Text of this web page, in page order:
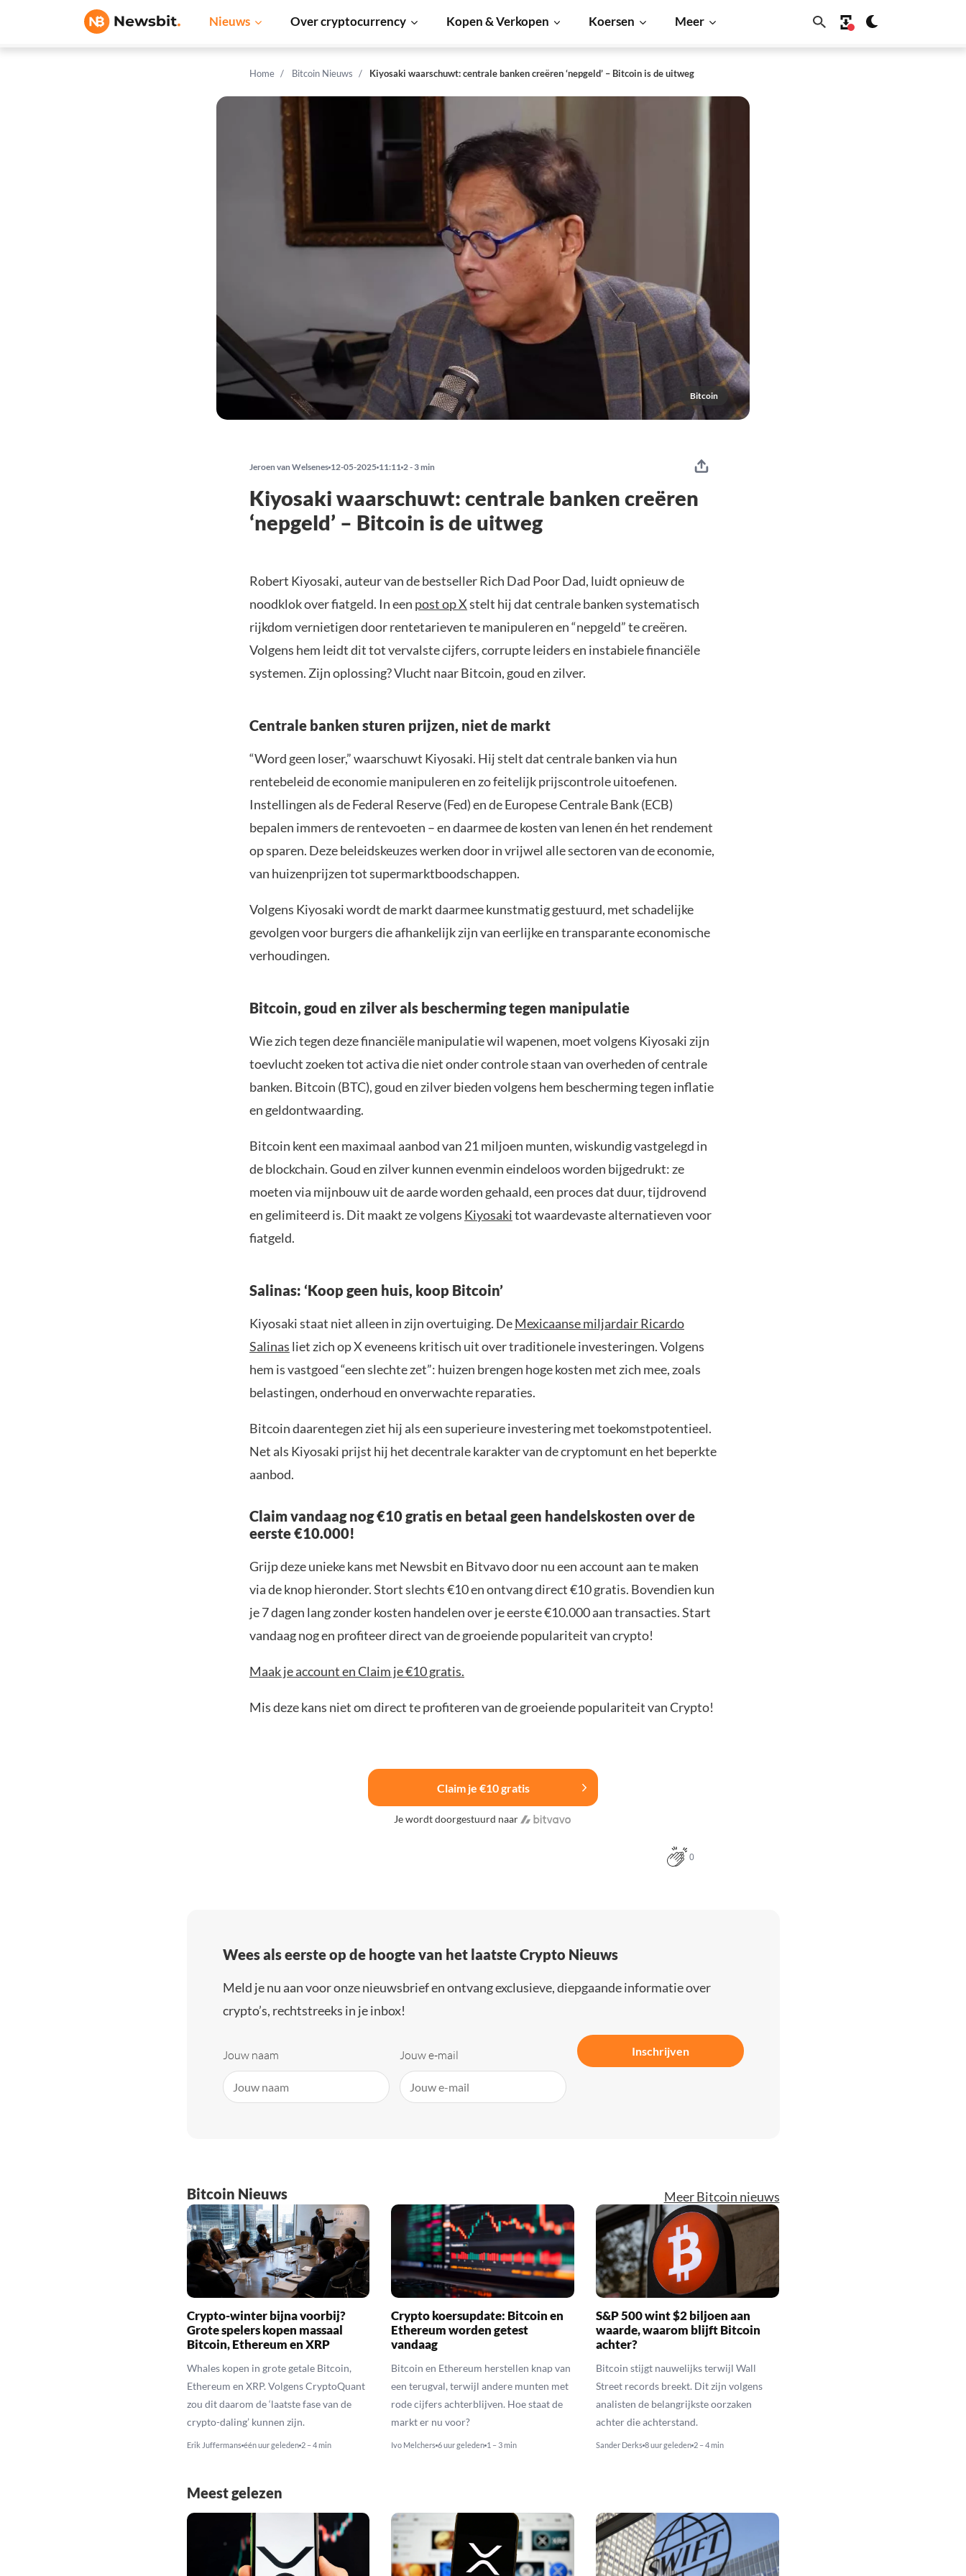
Nieuws Over cryptocurrency Kopen & Verkopen Koersen Meer
Home Bitcoin Nieuws Kiyosaki waarschuwt: centrale banken creëren ‘nepgeld’ – Bitcoin is de uitweg
Bitcoin
Jeroen van Welsenes 12-05-2025 11:11 2 - 3 min
Kiyosaki waarschuwt: centrale banken creëren
‘nepgeld’ – Bitcoin is de uitweg
Robert Kiyosaki, auteur van de bestseller Rich Dad Poor Dad, luidt opnieuw de
noodklok over fiatgeld. In een post op Xstelt hij dat centrale banken systematisch
rijkdom vernietigen door rentetarieven te manipuleren en “nepgeld” te creëren.
Volgens hem leidt dit tot vervalste cijfers, corrupte leiders en instabiele financiële
systemen. Zijn oplossing? Vlucht naar Bitcoin, goud en zilver.
Centrale banken sturen prijzen, niet de markt
“Word geen loser,” waarschuwt Kiyosaki. Hij stelt dat centrale banken via hun
rentebeleid de economie manipuleren en zo feitelijk prijscontrole uitoefenen.
Instellingen als de Federal Reserve (Fed) en de Europese Centrale Bank (ECB)
bepalen immers de rentevoeten – en daarmee de kosten van lenen én het rendement
op sparen. Deze beleidskeuzes werken door in vrijwel alle sectoren van de economie,
van huizenprijzen tot supermarktboodschappen.
Volgens Kiyosaki wordt de markt daarmee kunstmatig gestuurd, met schadelijke
gevolgen voor burgers die afhankelijk zijn van eerlijke en transparante economische
verhoudingen.
Bitcoin, goud en zilver als bescherming tegen manipulatie
Wie zich tegen deze financiële manipulatie wil wapenen, moet volgens Kiyosaki zijn
toevlucht zoeken tot activa die niet onder controle staan van overheden of centrale
banken. Bitcoin (BTC), goud en zilver bieden volgens hem bescherming tegen inflatie
en geldontwaarding.
Bitcoin kent een maximaal aanbod van 21 miljoen munten, wiskundig vastgelegd in
de blockchain. Goud en zilver kunnen evenmin eindeloos worden bijgedrukt: ze
moeten via mijnbouw uit de aarde worden gehaald, een proces dat duur, tijdrovend
en gelimiteerd is. Dit maakt ze volgens Kiyosakitot waardevaste alternatieven voor
fiatgeld.
Salinas: ‘Koop geen huis, koop Bitcoin’
Kiyosaki staat niet alleen in zijn overtuiging. DeMexicaanse miljardair Ricardo
Salinas liet zich op X eveneens kritisch uit over traditionele investeringen. Volgens
hem is vastgoed “een slechte zet”: huizen brengen hoge kosten met zich mee, zoals
belastingen, onderhoud en onverwachte reparaties.
Bitcoin daarentegen ziet hij als een superieure investering met toekomstpotentieel.
Net als Kiyosaki prijst hij het decentrale karakter van de cryptomunt en het beperkte
aanbod.
Claim vandaag nog €10 gratis en betaal geen handelskosten over de
eerste €10.000!
Grijp deze unieke kans met Newsbit en Bitvavo door nu een account aan te maken
via de knop hieronder. Stort slechts €10 en ontvang direct €10 gratis. Bovendien kun
je 7 dagen lang zonder kosten handelen over je eerste €10.000 aan transacties. Start
vandaag nog en profiteer direct van de groeiende populariteit van crypto!
Maak je account en Claim je €10 gratis.
Mis deze kans niet om direct te profiteren van de groeiende populariteit van Crypto!
Claim je €10 gratis
Je wordt doorgestuurd naar
0
Wees als eerste op de hoogte van het laatste Crypto Nieuws
Meld je nu aan voor onze nieuwsbrief en ontvang exclusieve, diepgaande informatie over
crypto’s, rechtstreeks in je inbox!
Jouw naam Jouw e-mail Inschrijven
Bitcoin Nieuws Meer Bitcoin nieuws
Crypto-winter bijna voorbij?
Grote spelers kopen massaal
Bitcoin, Ethereum en XRP
Whales kopen in grote getale Bitcoin,
Ethereum en XRP. Volgens CryptoQuant
zou dit daarom de ‘laatste fase van de
crypto-daling’ kunnen zijn.
Erik Juffermans één uur geleden 2 – 4 min
Crypto koersupdate: Bitcoin en
Ethereum worden getest
vandaag
Bitcoin en Ethereum herstellen knap van
een terugval, terwijl andere munten met
rode cijfers achterblijven. Hoe staat de
markt er nu voor?
Ivo Melchers 6 uur geleden 1 – 3 min
S&P 500 wint $2 biljoen aan
waarde, waarom blijft Bitcoin
achter?
Bitcoin stijgt nauwelijks terwijl Wall
Street records breekt. Dit zijn volgens
analisten de belangrijkste oorzaken
achter die achterstand.
Sander Derks 8 uur geleden 2 – 4 min
Meest gelezen